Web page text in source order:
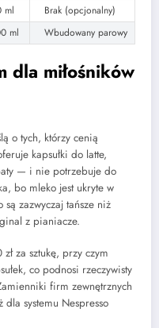
ml
Brak (opcjonalny)
ml Wbudowany parowy
dla miłośników
o tych, którzy cenią
kapsułki do latte,
— i nie potrzebuje do
bo mleko jest ukryte w
są zazwyczaj tańsze niż
z pianiacze.
za sztukę, przy czym
co podnosi rzeczywisty
firm zewnętrznych
dla systemu Nespresso